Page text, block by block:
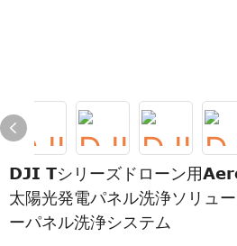
DJI Tシリーズドローン用
太陽光発電パネル洗浄ソリュ
ーパネル洗浄システム